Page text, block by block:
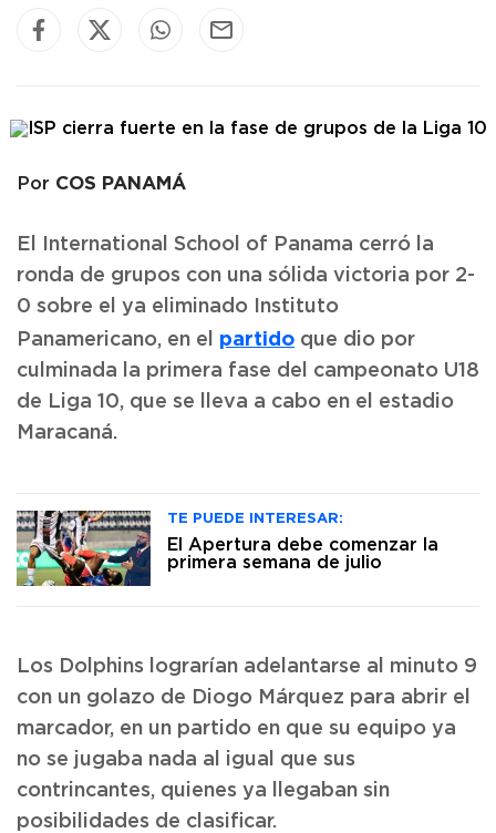
Por COS PANAMÁ
El International School of Panama cerró la
ronda de grupos con una sólida victoria por 2-
0 sobre el ya eliminado Instituto
Panamericano, en el partido que dio por
culminada la primera fase del campeonato U18
de Liga 10, que se lleva a cabo en el estadio
Maracaná.
TE PUEDE INTERESAR:
El Apertura debe comenzar la
primera semana de julio
Los Dolphins lograrían adelantarse al minuto 9
con un golazo de Diogo Márquez para abrir el
marcador, en un partido en que su equipo ya
no se jugaba nada al igual que sus
contrincantes, quienes ya llegaban sin
posibilidades de clasificar.